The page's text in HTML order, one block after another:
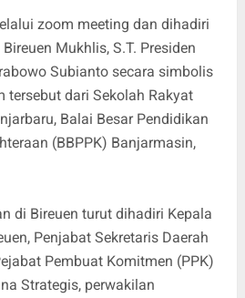
zoom meeting dan dihadiri
Mukhlis, S.T. Presiden
Subianto secara simbolis
tersebut dari Sekolah Rakyat
Balai Besar Pendidikan
(BBPPK) Banjarmasin,
di Bireuen turut dihadiri Kepala
Penjabat Sekretaris Daerah
Pembuat Komitmen (PPK)
Strategis, perwakilan